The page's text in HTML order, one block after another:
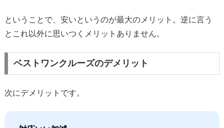
ということで、安いというのが最大のメリット。逆に言う
とこれ以外に思いつくメリットありません。
ベストワンクルーズのデメリット
次にデメリットです。